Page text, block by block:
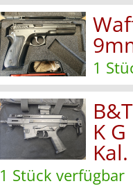
1
K
1 Stück verfügbar